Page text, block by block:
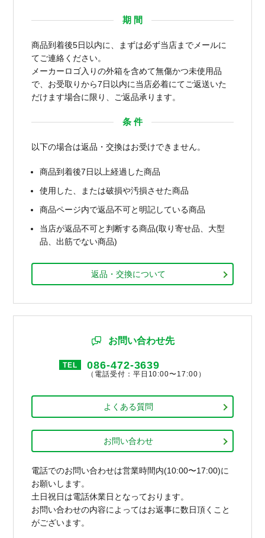
期 間
商品到着後5日以内に、まずは必ず当店までメールに
てご連絡ください。
メーカーロゴ入りの外箱を含めて無傷かつ未使用品
で、お受取りから7日以内に当店必着にてご返送いた
だけます場合に限り、ご返品承ります。
条 件
以下の場合は返品・交換はお受けできません。
商品到着後7日以上経過した商品
使用した、または破損や汚損させた商品
商品ページ内で返品不可と明記している商品
当店が返品不可と判断する商品(取り寄せ品、大型
品、出筋でない商品)
返品・交換について
お問い合わせ先
TEL 086-472-3639
（電話受付：平日10:00〜17:00）
よくある質問
お問い合わせ
電話でのお問い合わせは営業時間内(10:00〜17:00)に
お願いします。
土日祝日は電話休業日となっております。
お問い合わせの内容によってはお返事に数日頂くこと
がございます。